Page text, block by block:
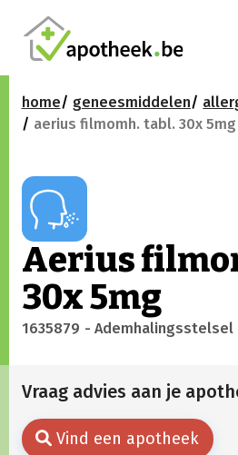
home geneesmiddelen
aerius filmomh. tabl. 30x 5mg
Aerius
30x 5mg
1635879 - Ademhalingsstelsel
Vraag advies aan je
Vind een apotheek